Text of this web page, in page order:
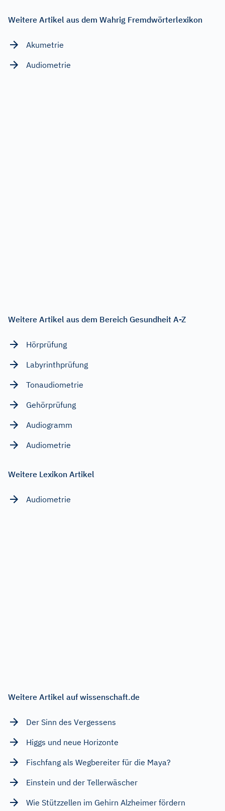
Weitere Artikel aus dem Wahrig Fremdwörterlexikon
Akumetrie
Audiometrie
Weitere Artikel aus dem Bereich Gesundheit A-Z
Hörprüfung
Labyrinthprüfung
Tonaudiometrie
Gehörprüfung
Audiogramm
Audiometrie
Weitere Lexikon Artikel
Audiometrie
Weitere Artikel auf wissenschaft.de
Der Sinn des Vergessens
Higgs und neue Horizonte
Fischfang als Wegbereiter für die Maya?
Einstein und der Tellerwäscher
Wie Stützzellen im Gehirn Alzheimer fördern